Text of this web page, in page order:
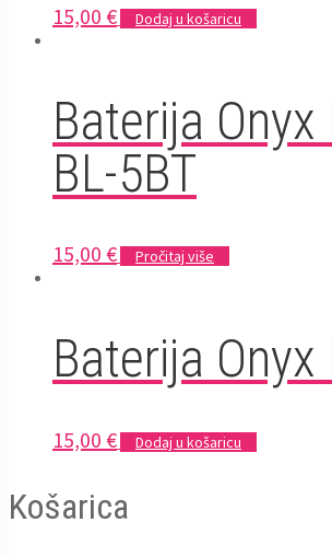
15,00 € Dodaj u košaricu
Baterija
BL-5BT
15,00 € Pročitaj više
Baterija
15,00 € Dodaj u košaricu
Košarica